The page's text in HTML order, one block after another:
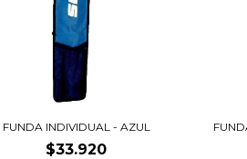
FUNDA INDIVIDUAL - AZUL
$33.920